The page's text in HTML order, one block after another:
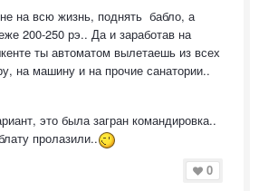
на всю жизнь, поднять бабло, а
200-250 рэ.. Да и заработав на
ты автоматом вылетаешь из всех
на машину и на прочие санатории..
это была загран командировка..
пролазили..
0